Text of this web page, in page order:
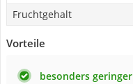
Fruchtgehalt
Vorteile
besonders geringer